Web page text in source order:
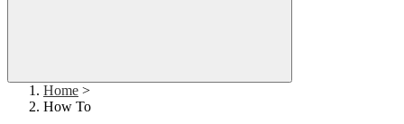
Home >
How To